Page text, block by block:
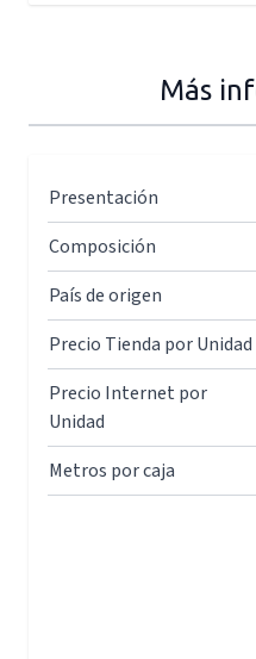
Más
Presentación
Composición
País de origen
Precio Tienda por Unidad
Precio Internet por
Unidad
Metros por caja